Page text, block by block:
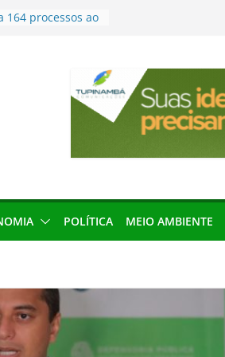
164 processos ao
por
pública
condenação e ex-
devolverá quase
para
e contábil do
POLÍTICA MEIO AMBIENTE